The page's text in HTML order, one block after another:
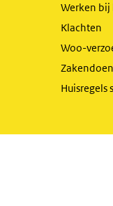
Werken bij
Klachten
Woo-
Huisregels